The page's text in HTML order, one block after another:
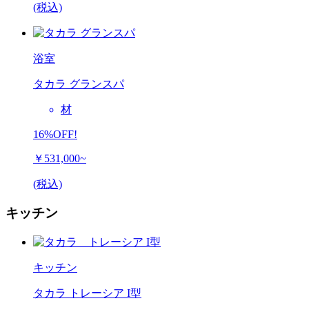
(税込)
浴室
タカラ グランスパ
材
16%OFF!
￥531,000~
(税込)
キッチン
キッチン
タカラ トレーシア I型